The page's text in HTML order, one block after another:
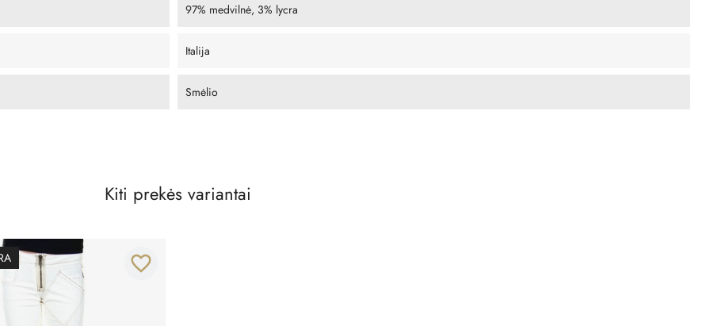
97% medvilnė, 3% lycra
Italija
Smėlio
Kiti prekės variantai
favorite_border